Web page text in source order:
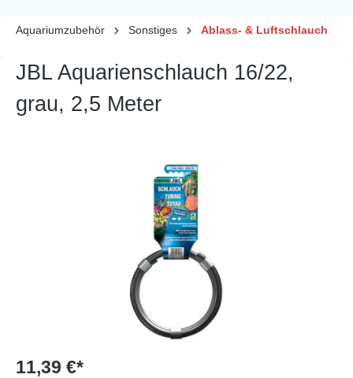
Aquariumzubehör Sonstiges Ablass- & Luftschlauch
JBL Aquarienschlauch 16/22,
grau, 2,5 Meter
11,39 €*